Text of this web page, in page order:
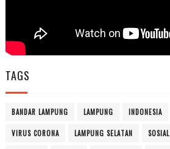
TAGS
BANDAR LAMPUNG LAMPUNG INDONESIA
VIRUS CORONA LAMPUNG SELATAN SOSIAL